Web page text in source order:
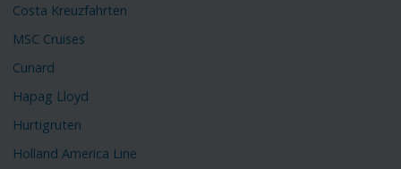
Costa Kreuzfahrten
MSC Cruises
Cunard
Hapag Lloyd
Hurtigruten
Holland America Line